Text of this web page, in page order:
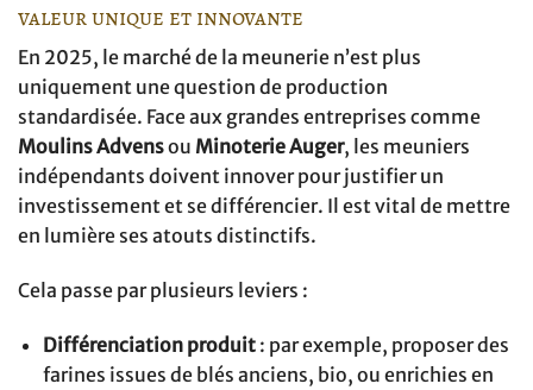
valeur unique et innovante
En 2025, le marché de la meunerie n’est plus
uniquement une question de production
standardisée. Face aux grandes entreprises comme
Moulins Advensou Minoterie Auger, les meuniers
indépendants doivent innover pour justifier un
investissement et se différencier. Il est vital de mettre
en lumière ses atouts distinctifs.
Cela passe par plusieurs leviers :
Différenciation produit: par exemple, proposer des
farines issues de blés anciens, bio, ou enrichies en